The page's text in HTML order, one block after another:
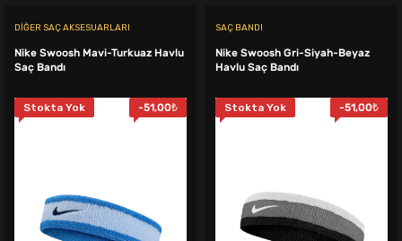
DIĞER SAÇ AKSESUARLARI
Nike Swoosh Mavi-Turkuaz Havlu
Saç Bandı
Stokta Yok -51,00₺
SAÇ BANDI
Nike Swoosh Gri-Siyah-Beyaz
Havlu Saç Bandı
Stokta Yok -51,00₺